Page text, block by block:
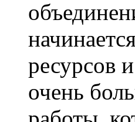
ресурсов
очень